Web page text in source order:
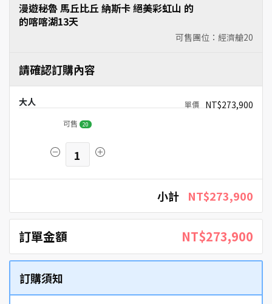
可售團位：經濟艙20
漫遊秘魯 馬丘比丘 納斯卡 絕美彩虹山 的
的喀喀湖13天
請確認訂購內容
大人 NT$273,900
可售 20
1
小計 NT$273,900
訂單金額 NT$273,900
訂購須知